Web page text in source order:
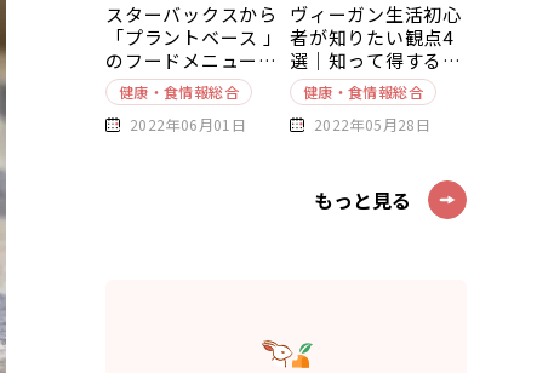
スターバックスから
「プラントベース 」
のフードメニューが
新発売
健康・食情報総合
2022年06月01日
ヴィーガン生活初心
者が知りたい観点4
選｜知って得する豆
知識～基本編～
健康・食情報総合
2022年05月28日
もっと見る